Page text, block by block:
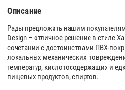
Описание
Рады предложить нашим
Design – отличное решение в стиле
сочетании с достоинствами ПВХ-
локальных механических
температур, кислотосодержащих и
пищевых продуктов, спиртов.